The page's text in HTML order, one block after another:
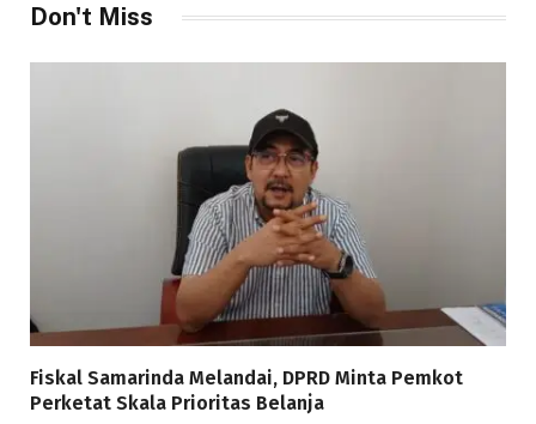
Don't Miss
Fiskal Samarinda Melandai, DPRD Minta Pemkot
Perketat Skala Prioritas Belanja